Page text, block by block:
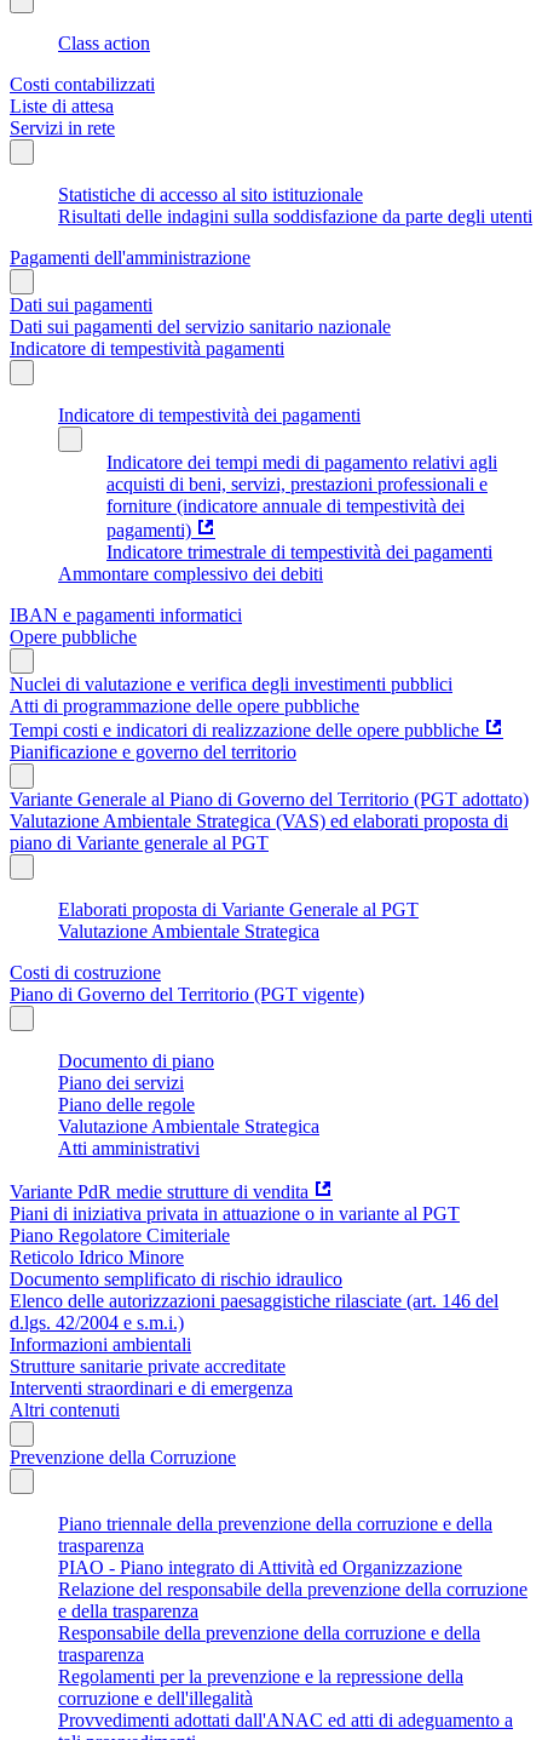
Class action
Costi contabilizzati
Liste di attesa
Servizi in rete
Statistiche di accesso al sito istituzionale
Risultati delle indagini sulla soddisfazione da parte degli utenti
Pagamenti dell'amministrazione
Dati sui pagamenti
Dati sui pagamenti del servizio sanitario nazionale
Indicatore di tempestività pagamenti
Indicatore di tempestività dei pagamenti
Indicatore dei tempi medi di pagamento relativi agli
acquisti di beni, servizi, prestazioni professionali e
forniture (indicatore annuale di tempestività dei
pagamenti)
Indicatore trimestrale di tempestività dei pagamenti
Ammontare complessivo dei debiti
IBAN e pagamenti informatici
Opere pubbliche
Nuclei di valutazione e verifica degli investimenti pubblici
Atti di programmazione delle opere pubbliche
Tempi costi e indicatori di realizzazione delle opere pubbliche
Pianificazione e governo del territorio
Variante Generale al Piano di Governo del Territorio (PGT adottato)
Valutazione Ambientale Strategica (VAS) ed elaborati proposta di
piano di Variante generale al PGT
Elaborati proposta di Variante Generale al PGT
Valutazione Ambientale Strategica
Costi di costruzione
Piano di Governo del Territorio (PGT vigente)
Documento di piano
Piano dei servizi
Piano delle regole
Valutazione Ambientale Strategica
Atti amministrativi
Variante PdR medie strutture di vendita
Piani di iniziativa privata in attuazione o in variante al PGT
Piano Regolatore Cimiteriale
Reticolo Idrico Minore
Documento semplificato di rischio idraulico
Elenco delle autorizzazioni paesaggistiche rilasciate (art. 146 del
d.lgs. 42/2004 e s.m.i.)
Informazioni ambientali
Strutture sanitarie private accreditate
Interventi straordinari e di emergenza
Altri contenuti
Prevenzione della Corruzione
Piano triennale della prevenzione della corruzione e della
trasparenza
PIAO - Piano integrato di Attività ed Organizzazione
Relazione del responsabile della prevenzione della corruzione
e della trasparenza
Responsabile della prevenzione della corruzione e della
trasparenza
Regolamenti per la prevenzione e la repressione della
corruzione e dell'illegalità
Provvedimenti adottati dall'ANAC ed atti di adeguamento a